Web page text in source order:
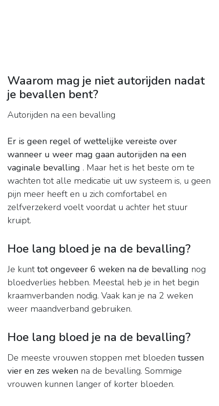
Waarom mag je niet autorijden nadat
je bevallen bent?
Autorijden na een bevalling
Er is geen regel of wettelijke vereiste over
wanneer u weer mag gaan autorijden na een
vaginale bevalling . Maar het is het beste om te
wachten tot alle medicatie uit uw systeem is, u geen
pijn meer heeft en u zich comfortabel en
zelfverzekerd voelt voordat u achter het stuur
kruipt.
Hoe lang bloed je na de bevalling?
Je kunttot ongeveer 6 weken na de bevalling nog
bloedverlies hebben. Meestal heb je in het begin
kraamverbanden nodig. Vaak kan je na 2 weken
weer maandverband gebruiken.
Hoe lang bloed je na de bevalling?
De meeste vrouwen stoppen met bloeden tussen
vier en zes weken na de bevalling. Sommige
vrouwen kunnen langer of korter bloeden.